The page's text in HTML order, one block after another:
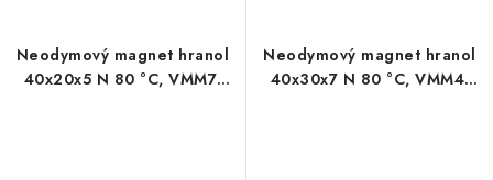
Neodymový magnet hranol
40x20x5 N 80 °C, VMM7-
Neodymový magnet hranol
40x30x7 N 80 °C, VMM4-